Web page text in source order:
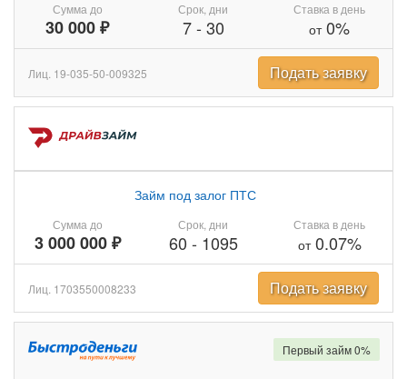
Сумма до
30 000 ₽
Срок, дни
7- 30
Ставка в день
от0%
Лиц. 19-035-50-009325 Подать заявку
Сумма до
3 000 000 ₽
Займ под залог ПТС
Срок, дни
60 - 1095
Ставка в день
от0.07%
Лиц. 1703550008233 Подать заявку
Первый займ 0%